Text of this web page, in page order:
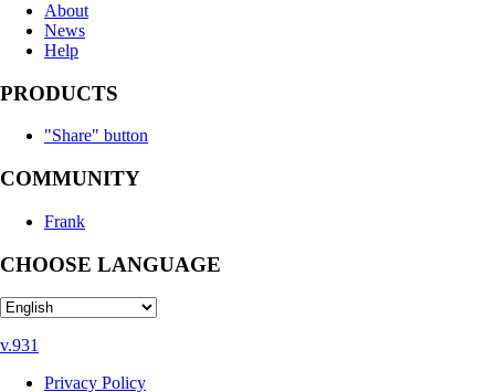
About
News
Help
PRODUCTS
"Share" button
COMMUNITY
Frank
CHOOSE LANGUAGE
v.931
Privacy Policy